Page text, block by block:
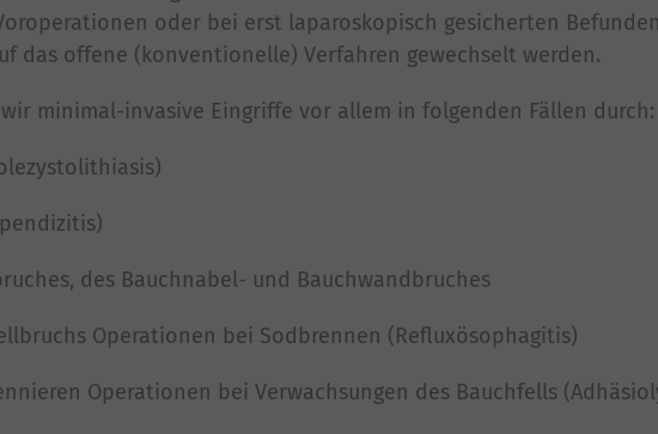
oder bei erst laparoskopisch gesicherten
das offene (konventionelle) Verfahren gewechselt werden.
minimal-invasive Eingriffe vor allem in folgenden Fällen durch:
des Bauchnabel- und Bauchwandbruches
Operationen bei Sodbrennen (Refluxösophagitis)
Operationen bei Verwachsungen des Bauchfells